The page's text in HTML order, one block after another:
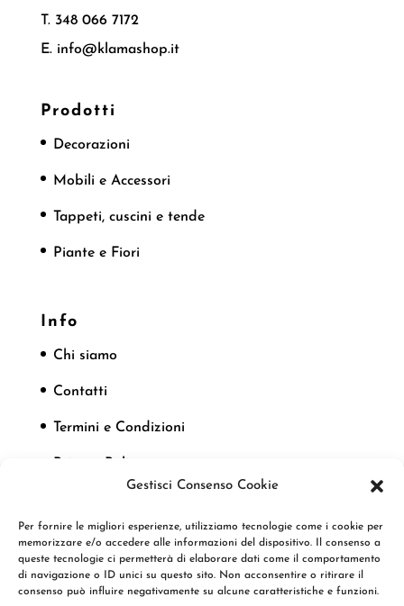
Gestisci Consenso Cookie
Per fornire le migliori esperienze, utilizziamo tecnologie come i cookie per
memorizzare e/o accedere alle informazioni del dispositivo. Il consenso a
queste tecnologie ci permetterà di elaborare dati come il comportamento
di navigazione o ID unici su questo sito. Non acconsentire o ritirare il
consenso può influire negativamente su alcune caratteristiche e funzioni.
T. 348 066 7172
E. info@klamashop.it
Prodotti
Decorazioni
Mobili e Accessori
Tappeti, cuscini e tende
Piante e Fiori
Info
Chi siamo
Contatti
Termini e Condizioni
Seguici